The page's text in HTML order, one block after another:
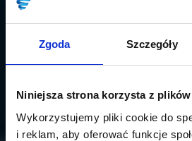
Zgoda Szczegóły
Niniejsza strona korzysta z
Wykorzystujemy pliki cookie do
i reklam, aby oferować funkcje